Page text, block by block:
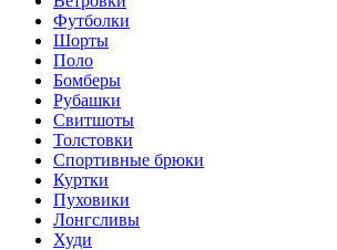
Футболки
Шорты
Поло
Бомберы
Рубашки
Свитшоты
Толстовки
Спортивные брюки
Куртки
Пуховики
Лонгсливы
Худи